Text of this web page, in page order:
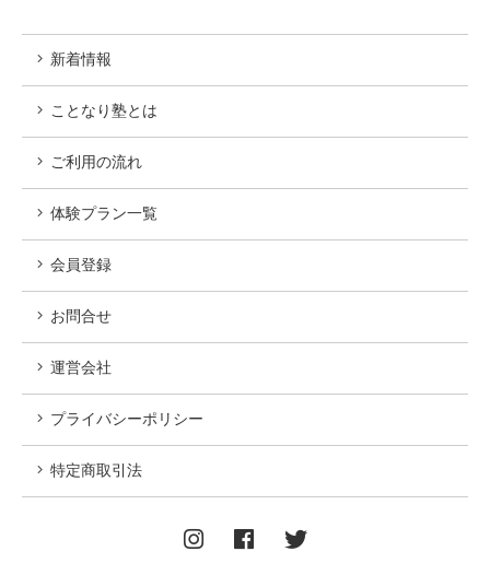
新着情報
ことなり塾とは
ご利用の流れ
体験プラン一覧
会員登録
お問合せ
運営会社
プライバシーポリシー
特定商取引法